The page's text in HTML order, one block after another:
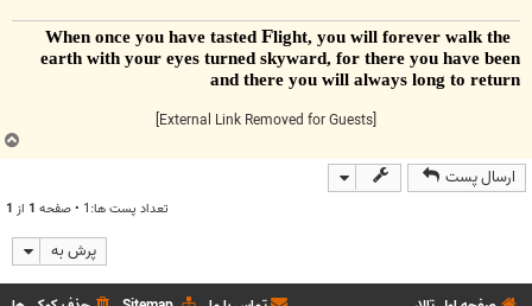
Flight, you will forever walk the
earth with your eyes turned skyward, for there you have been
and there you will always long to return
[External Link Removed for Guests]
ارسال پست
تعداد پست ها:1 • صفحه 1 از 1
پرش به